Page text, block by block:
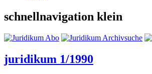
schnellnavigation klein
juridikum 1/1990